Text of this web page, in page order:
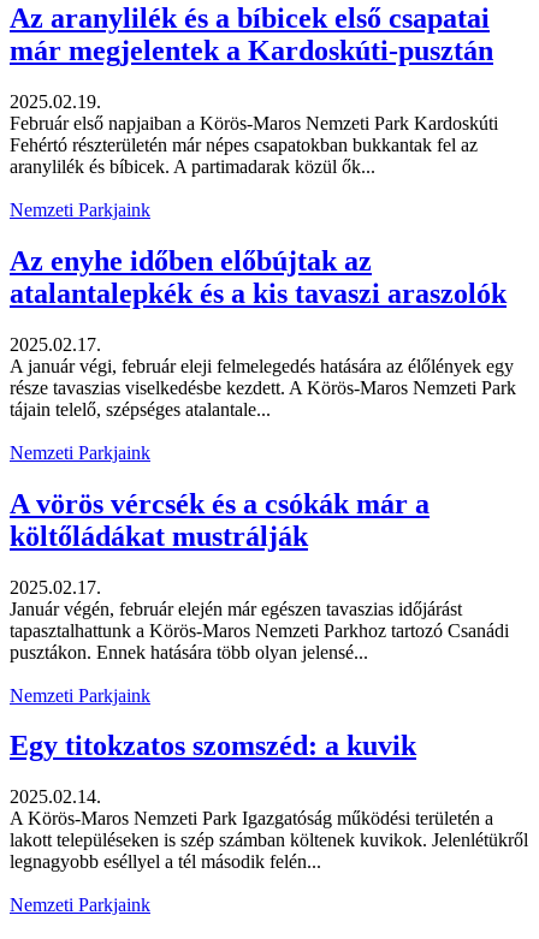
Az aranylilék és a bíbicek első csapatai
már megjelentek a Kardoskúti-pusztán
2025.02.19.
Február első napjaiban a Körös-Maros Nemzeti Park Kardoskúti
Fehértó részterületén már népes csapatokban bukkantak fel az
aranylilék és bíbicek. A partimadarak közül ők...
Nemzeti Parkjaink
Az enyhe időben előbújtak az
atalantalepkék és a kis tavaszi araszolók
2025.02.17.
A január végi, február eleji felmelegedés hatására az élőlények egy
része tavaszias viselkedésbe kezdett. A Körös-Maros Nemzeti Park
tájain telelő, szépséges atalantale...
Nemzeti Parkjaink
A vörös vércsék és a csókák már a
költőládákat mustrálják
2025.02.17.
Január végén, február elején már egészen tavaszias időjárást
tapasztalhattunk a Körös-Maros Nemzeti Parkhoz tartozó Csanádi
pusztákon. Ennek hatására több olyan jelensé...
Nemzeti Parkjaink
Egy titokzatos szomszéd: a kuvik
2025.02.14.
A Körös-Maros Nemzeti Park Igazgatóság működési területén a
lakott településeken is szép számban költenek kuvikok. Jelenlétükről
legnagyobb eséllyel a tél második felén...
Nemzeti Parkjaink